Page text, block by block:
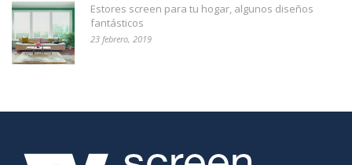
Estores screen para tu hogar, algunos diseños
fantásticos
23 febrero, 2019